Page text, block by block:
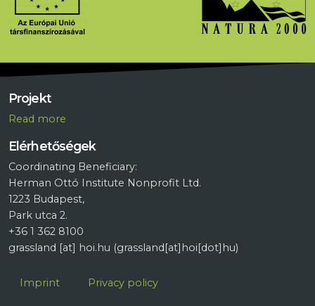
Projekt
Read more
Elérhetőségek
Coordinating Beneficiary:
Herman Ottó Institute Nonprofit Ltd.
1223 Budapest,
Park utca 2.
+36 1 362 8100
grassland [at] hoi.hu (grassland[at]hoi[dot]hu)
Lábléc
Imprint Privacy policy